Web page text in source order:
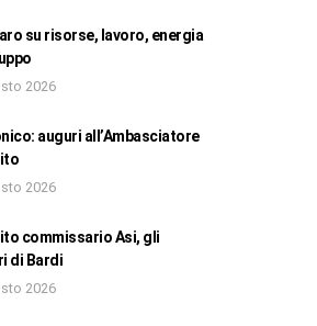
su risorse, lavoro, energia
2026
auguri all’Ambasciatore
2026
commissario Asi, gli
di Bardi
2026